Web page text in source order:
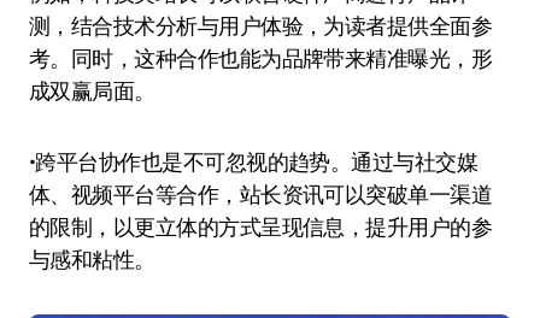
测，结合技术分析与用户体验，为读者提供全面参
考。同时，这种合作也能为品牌带来精准曝光，形
成双赢局面。
•跨平台协作也是不可忽视的趋势。通过与社交媒
体、视频平台等合作，站长资讯可以突破单一渠道
的限制，以更立体的方式呈现信息，提升用户的参
与感和粘性。